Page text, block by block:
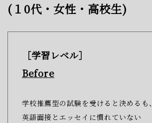
(１0代・女性・高校生)
［学習レベル］
Before
学校推薦型の試験を受けると決めるも、
英語面接とエッセイに慣れていない